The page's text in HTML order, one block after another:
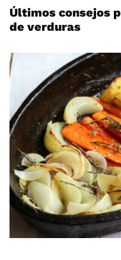
Últimos consejos
de verduras